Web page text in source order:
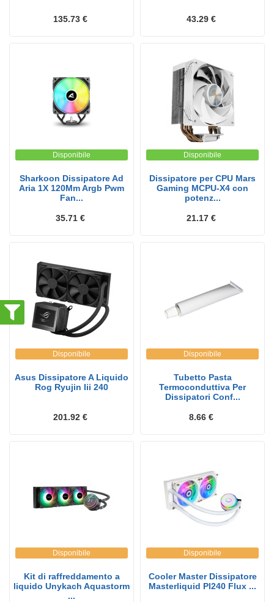
135.73 € 43.29 €
Disponibile
Sharkoon Dissipatore Ad
Aria 1X 120Mm Argb Pwm
Fan...
35.71 €
Disponibile
Dissipatore per CPU Mars
Gaming MCPU-X4 con
potenz...
21.17 €
Disponibile
Asus Dissipatore A Liquido
Rog Ryujin Iii 240
201.92 €
Disponibile
Tubetto Pasta
Termoconduttiva Per
Dissipatori Conf...
8.66 €
Disponibile
Kit di raffreddamento a
liquido Unykach Aquastorm
...
Disponibile
Cooler Master Dissipatore
Masterliquid Pl240 Flux ...